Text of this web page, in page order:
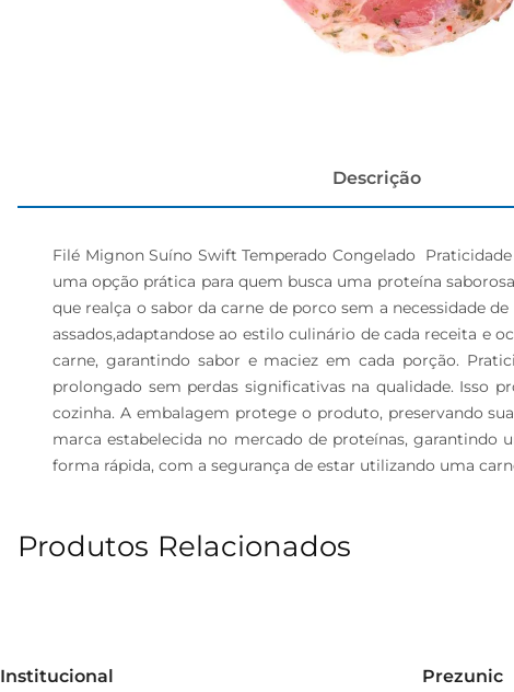
Descrição
Filé Mignon Suíno Swift Temperado Congelado
uma opção prática para quem busca uma proteína
que realça o sabor da carne de porco sem a necessidade
assados,adaptandose ao estilo culinário de cada receita e
carne, garantindo sabor e maciez em cada porção.
prolongado sem perdas significativas na qualidade. Isso
cozinha. A embalagem protege o produto, preservando
marca estabelecida no mercado de proteínas, garantindo
forma rápida, com a segurança de estar utilizando uma
Produtos Relacionados
Institucional Prezunic